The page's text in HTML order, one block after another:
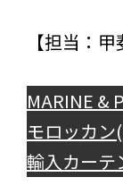
【担当：
MARINE &
モロッカン
輸入カーテ